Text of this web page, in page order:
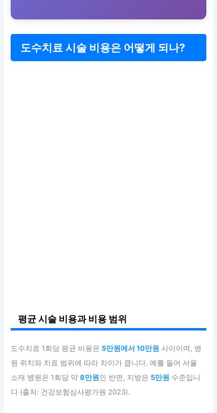
도수치료 시술 비용은 어떻게 되나?
평균 시술 비용과 비용 범위
도수치료 1회당 평균 비용은 5만원에서 10만원 사이이며, 병
원 위치와 치료 범위에 따라 차이가 큽니다. 예를 들어 서울
소재 병원은 1회당 약8만원인 반면, 지방은 5만원 수준입니
다 (출처: 건강보험심사평가원 2023).